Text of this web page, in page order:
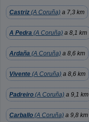
Castriz (A Coruña) a 7,3 km
A Pedra (A Coruña) a 8,1 km
Ardaña (A Coruña) a 8,6 km
Vivente (A Coruña) a 8,6 km
Padreiro (A Coruña) a 9,1 km
Carballo (A Coruña) a 9,8 km